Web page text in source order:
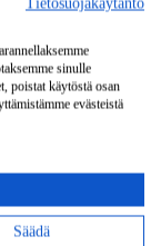
sinulle
poistat käytöstä osan
evästeistä
Säädä